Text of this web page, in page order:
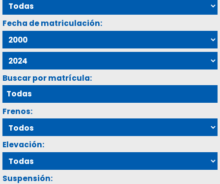
Fecha de matriculación:
Buscar por matrícula:
Frenos:
Elevación:
Suspensión: